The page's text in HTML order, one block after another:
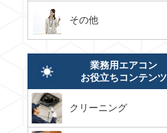
その他
業務用エアコン
お役立ちコンテンツ
クリーニング